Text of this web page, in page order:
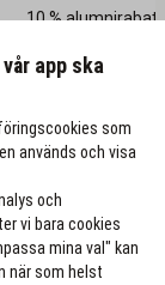
10 %
Gäller även
app ska
som
används och visa
och
vi bara cookies
mina val" kan
när som helst